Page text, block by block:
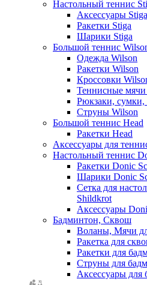
Настольный теннис
Аксессуары Stiga
Ракетки Stiga
Шарики Stiga
Большой теннис
Одежда Wilson
Ракетки Wilson
Кроссовки
Теннисные мячи
Рюкзаки, сумки,
Струны Wilson
Большой теннис Head
Ракетки Head
Аксессуары для
Настольный теннис
Ракетки Donic
Шарики Donic
Сетка для
Shildkrot
Аксессуары
Бадминтон, Сквош
Воланы, Мячи
Ракетка для
Ракетки для
Струны для
Аксессуары для